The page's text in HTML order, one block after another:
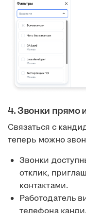
4. Звонки прямо
Связаться с
теперь можно
Звонки
отклик,
контактами.
Работодатель